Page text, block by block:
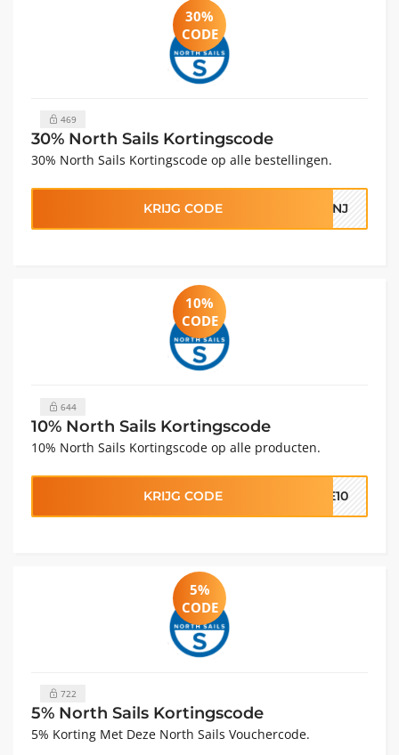
30%
CODE
469
30% North Sails Kortingscode
30% North Sails Kortingscode op alle bestellingen.
KRIJG CODE 37NJ
10%
CODE
644
10% North Sails Kortingscode
10% North Sails Kortingscode op alle producten.
KRIJG CODE ME10
5%
CODE
722
5% North Sails Kortingscode
5% Korting Met Deze North Sails Vouchercode.